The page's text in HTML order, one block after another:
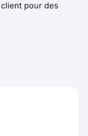
pour des